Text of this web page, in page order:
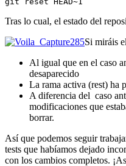
Tras lo cual, el estado del
Si miráis
Al igual que en el caso
desaparecido
La rama activa (rest) ha
A diferencia del caso
modificaciones que
borrar.
Así que podemos seguir
tests que habíamos dejado
con los cambios completos.